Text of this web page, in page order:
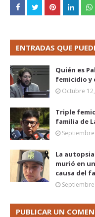
ENTRADAS QUE
Quién es
femicidio y
Octubre
Triple
familia de
La
murió en
causa del
PUBLICAR UN